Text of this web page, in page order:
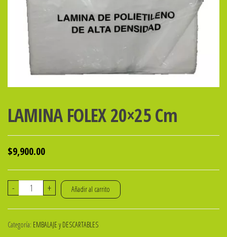
LAMINA FOLEX 20×25 Cm
$9,900.00
-
LAMINA
Cm
+ Añadir al carrito
Categoría: EMBALAJE y DESCARTABLES